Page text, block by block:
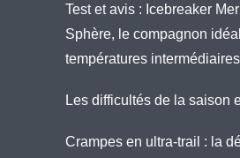
Test et avis : Icebreaker
Sphère, le compagnon
températures intermédiaires
Les difficultés de la saison
Crampes en ultra-trail : la